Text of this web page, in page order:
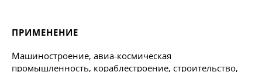
ПРИМЕНЕНИЕ
Машиностроение, авиа-космическая
промышленность, кораблестроение, строительство,